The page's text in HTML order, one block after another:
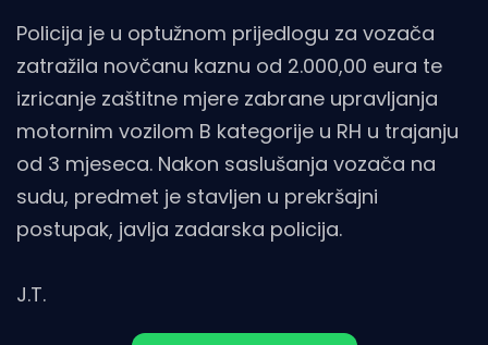
Policija je u optužnom prijedlogu za vozača
zatražila novčanu kaznu od 2.000,00 eura te
izricanje zaštitne mjere zabrane upravljanja
motornim vozilom B kategorije u RH u trajanju
od 3 mjeseca. Nakon saslušanja vozača na
sudu, predmet je stavljen u prekršajni
postupak, javlja zadarska policija.
J.T.